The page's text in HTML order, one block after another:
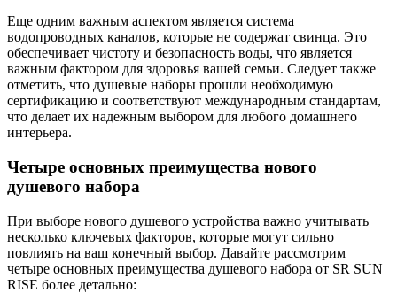
Еще одним важным аспектом является система
водопроводных каналов, которые не содержат свинца. Это
обеспечивает чистоту и безопасность воды, что является
важным фактором для здоровья вашей семьи. Следует также
отметить, что душевые наборы прошли необходимую
сертификацию и соответствуют международным стандартам,
что делает их надежным выбором для любого домашнего
интерьера.
Четыре основных преимущества нового
душевого набора
При выборе нового душевого устройства важно учитывать
несколько ключевых факторов, которые могут сильно
повлиять на ваш конечный выбор. Давайте рассмотрим
четыре основных преимущества душевого набора от SR SUN
RISE более детально: